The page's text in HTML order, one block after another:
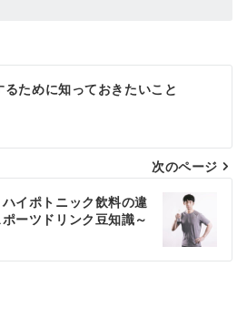
るために知っておきたいこと
次のページ
イポトニック飲料の違
ーツドリンク豆知識～